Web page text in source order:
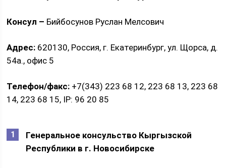
Консул – Бийбосунов Руслан Мелсович
Адрес: 620130, Россия, г. Екатеринбург, ул. Щорса, д.
54а., офис 5
Телефон/факс: +7(343) 223 68 12, 223 68 13, 223 68
14, 223 68 15, IP: 96 20 85
Генеральное консульство Кыргызской
Республики в г. Новосибирске